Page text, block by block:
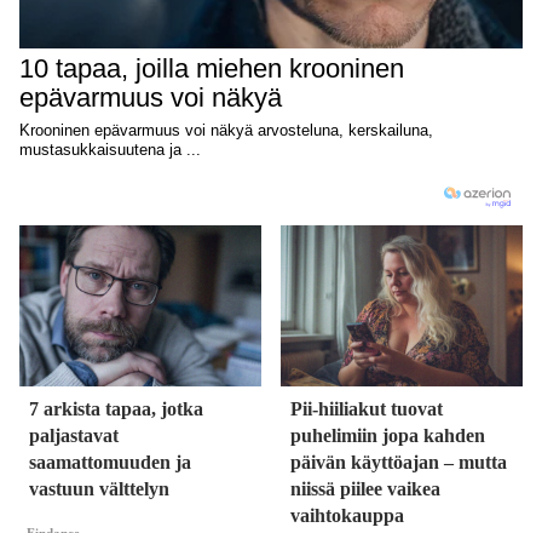
7 arkista tapaa, jotka
paljastavat
saamattomuuden ja
vastuun välttelyn
Pii-hiiliakut tuovat
puhelimiin jopa kahden
päivän käyttöajan – mutta
niissä piilee vaikea
vaihtokauppa